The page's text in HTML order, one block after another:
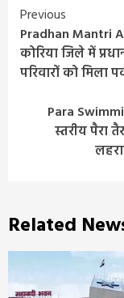
Continue
Reading
Previous
Pradhan Mantri
कोरिया जिले में
परिवारों को मिला
Para
स्तरीय पैरा
Related